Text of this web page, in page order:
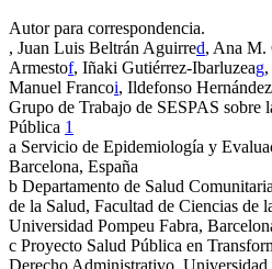
Autor para correspondencia.
, Juan Luis Beltrán Aguirred, Ana M.
Armestof, Iñaki Gutiérrez-Ibarluzeag
Manuel Francoi, Ildefonso
Grupo de Trabajo de SESPAS sobre
Pública 1
a Servicio de Epidemiología y
Barcelona, España
b Departamento de Salud
de la Salud, Facultad de Ciencias de
Universidad Pompeu Fabra,
c Proyecto Salud Pública en